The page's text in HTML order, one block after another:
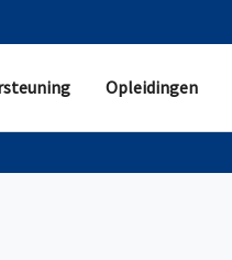
Opleidingen